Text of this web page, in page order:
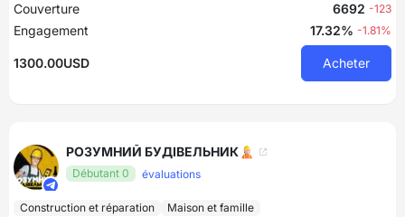
Couverture 6692 -123
Engagement 17.32% -1.81%
1300.00USD Acheter
РОЗУМНИЙ БУДІВЕЛЬНИК👷🏻
Débutant 0 évaluations
Construction et réparation Maison et famille